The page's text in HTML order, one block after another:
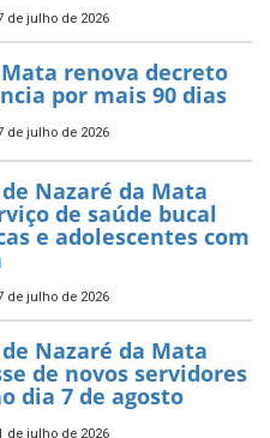
de julho de 2026
renova decreto
por mais 90 dias
de julho de 2026
Nazaré da Mata
de saúde bucal
e adolescentes com
de julho de 2026
Nazaré da Mata
de novos servidores
dia 7 de agosto
de julho de 2026